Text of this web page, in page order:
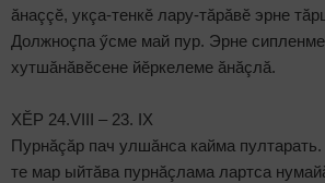
ăнаççӗ, укçа-тенкӗ лару-тăрăвӗ эрне
Должноçпа ӳсме май пур. Эрне
хутшăнăвӗсене йӗркелеме ăнăçлă.
ХӖР 24.VIII – 23. IX
Пурнăçăр пач улшăнса кайма
те мар ыйтăва пурнăçлама лартса